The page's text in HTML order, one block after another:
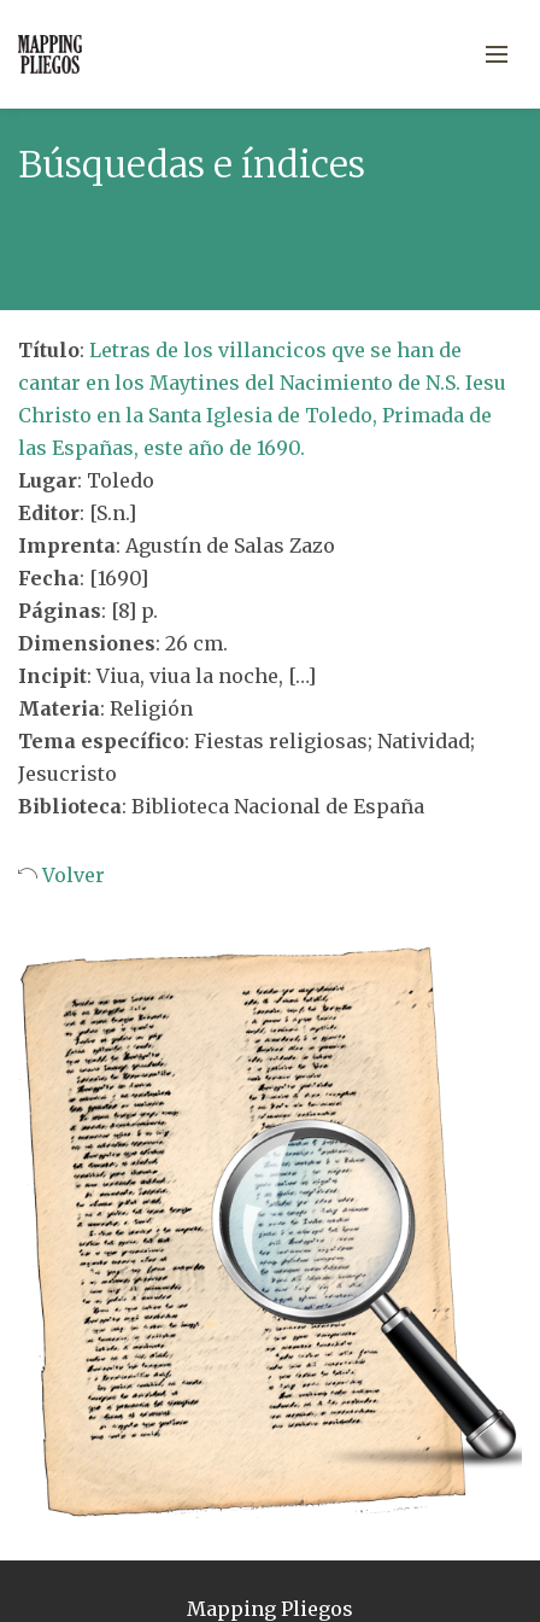
Búsquedas e índices
Título: Letras de los villancicos qve se han de
cantar en los Maytines del Nacimiento de N.S. Iesu
Christo en la Santa Iglesia de Toledo, Primada de
las Españas, este año de 1690.
Lugar: Toledo
Editor: [S.n.]
Imprenta: Agustín de Salas Zazo
Fecha: [1690]
Páginas: [8] p.
Dimensiones: 26 cm.
Incipit: Viua, viua la noche, […]
Materia: Religión
Tema específico: Fiestas religiosas; Natividad;
Jesucristo
Biblioteca: Biblioteca Nacional de España
Volver
Mapping Pliegos